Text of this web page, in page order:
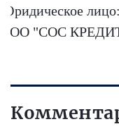
Юридическое лицо:
ООО "СОС